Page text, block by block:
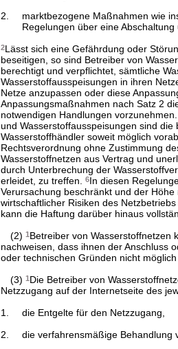
2.
marktbezogene Maßnahmen wie
Regelungen über eine
2Lässt sich eine Gefährdung oder
beseitigen, so sind Betreiber von
berechtigt und verpflichtet, sämtliche
Wasserstoffausspeisungen in ihren
Netze anzupassen oder diese
Anpassungsmaßnahmen nach Satz 2
notwendigen Handlungen vorzunehmen.
und Wasserstoffausspeisungen sind
Wasserstoffhändler soweit möglich
Rechtsverordnung ohne Zustimmung
Wasserstoffnetzen aus Vertrag und
durch Unterbrechung der
erleidet, zu treffen.
6In diesen
Verursachung beschränkt und der Höhe
wirtschaftlicher Risiken des
kann die Haftung darüber hinaus
(2) 1Betreiber von Wasserstoffnetzen
nachweisen, dass ihnen der Anschluss
oder technischen Gründen nicht
(3) 1Die Betreiber von
Netzzugang auf der Internetseite des
1.
die Entgelte für den Netzzugang,
2.
die verfahrensmäßige Behandlung